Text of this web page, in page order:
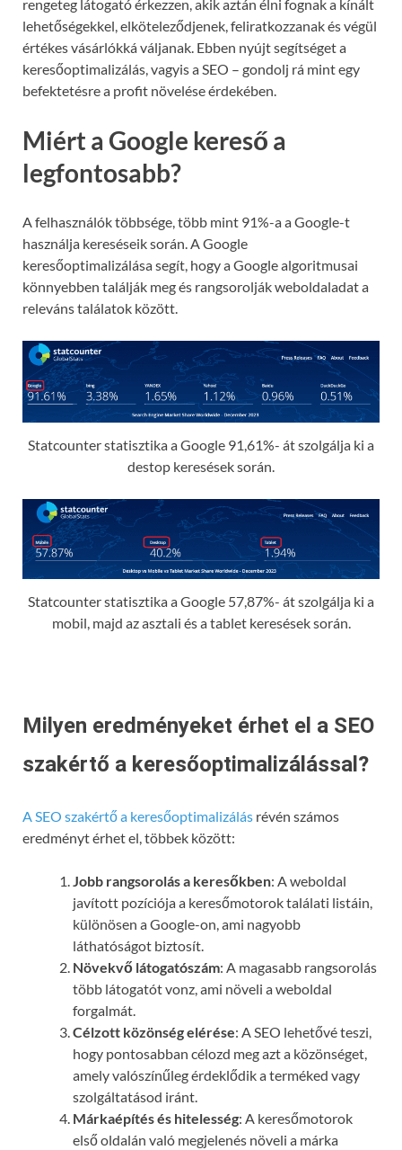
rengeteg látogató érkezzen, akik aztán élni fognak a kínált
lehetőségekkel, elköteleződjenek, feliratkozzanak és végül
értékes vásárlókká váljanak. Ebben nyújt segítséget a
keresőoptimalizálás, vagyis a SEO – gondolj rá mint egy
befektetésre a profit növelése érdekében.
Miért a Google kereső a
legfontosabb?
A felhasználók többsége, több mint 91%-a a Google-t
használja kereséseik során. A Google
keresőoptimalizálása segít, hogy a Google algoritmusai
könnyebben találják meg és rangsorolják weboldaladat a
releváns találatok között.
Statcounter statisztika a Google 91,61%- át szolgálja ki a
destop keresések során.
Statcounter statisztika a Google 57,87%- át szolgálja ki a
mobil, majd az asztali és a tablet keresések során.
Milyen eredményeket érhet el a SEO
szakértő a keresőoptimalizálással?
A SEO szakértő a keresőoptimalizálás révén számos
eredményt érhet el, többek között:
Jobb rangsorolás a keresőkben: A weboldal
javított pozíciója a keresőmotorok találati listáin,
különösen a Google-on, ami nagyobb
láthatóságot biztosít.
Növekvő látogatószám: A magasabb rangsorolás
több látogatót vonz, ami növeli a weboldal
forgalmát.
Célzott közönség elérése: A SEO lehetővé teszi,
hogy pontosabban célozd meg azt a közönséget,
amely valószínűleg érdeklődik a terméked vagy
szolgáltatásod iránt.
Márkaépítés és hitelesség: A keresőmotorok
első oldalán való megjelenés növeli a márka